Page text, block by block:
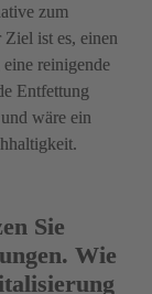
zum
ist es, einen
reinigende
Entfettung
wäre ein
Sie
Wie